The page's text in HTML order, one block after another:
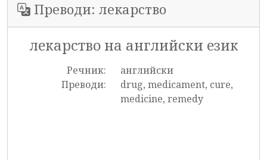
Преводи: лекарство
лекарство на английски език
Речник:
английски
Преводи:
drug, medicament, cure,
medicine, remedy